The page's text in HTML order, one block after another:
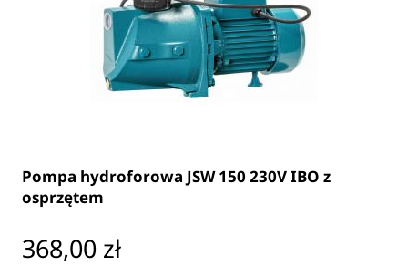
Pompa hydroforowa JSW 150 230V IBO z
osprzętem
Cena
368,00 zł